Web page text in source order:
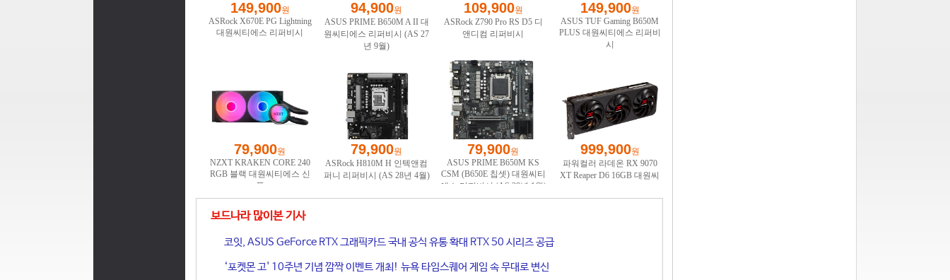
보드나라 많이본 기사
코잇, ASUS GeForce RTX 그래픽카드 국내 공식 유통 확대 RTX 50 시리즈 공급
‘포켓몬 고' 10주년 기념 깜짝 이벤트 개최! 뉴욕 타임스퀘어 게임 속 무대로 변신